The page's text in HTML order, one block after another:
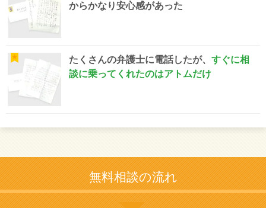
からかなり安心感があった
たくさんの弁護士に電話したが、 すぐに相
談に乗ってくれたのはアトムだけ
無料相談の流れ